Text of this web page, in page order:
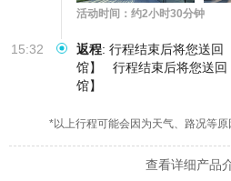
活动时间：约2小时30分钟
15:32 返程: 行程结束后将您送回
馆】
行程结束后将您送
馆】
*以上行程可能会因为天气、路况等原
查看详细产品